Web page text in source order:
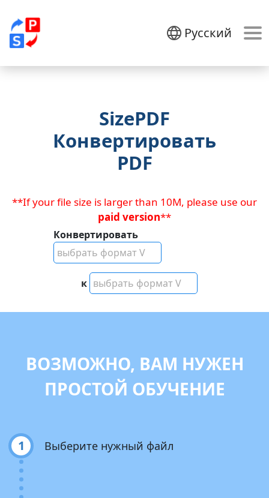
Русский
SizePDF
Конвертировать
PDF
**If your file size is larger than 10M, please use our
paid version**
Конвертировать
выбрать формат V
к выбрать формат V
ВОЗМОЖНО, ВАМ НУЖЕН
ПРОСТОЙ ОБУЧЕНИЕ
1 Выберите нужный файл